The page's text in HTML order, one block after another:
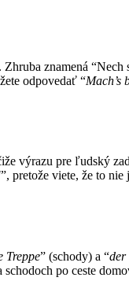
znamená
odpovedať “Mach’s
výrazu pre ľudský
”, pretože viete, že to nie
Treppe” (schody) a “der
po ceste